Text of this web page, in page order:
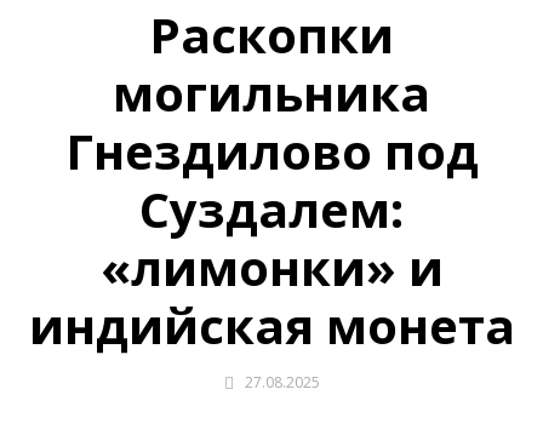
Раскопки
могильника
Гнездилово под
Суздалем:
«лимонки» и
индийская монета
27.08.2025